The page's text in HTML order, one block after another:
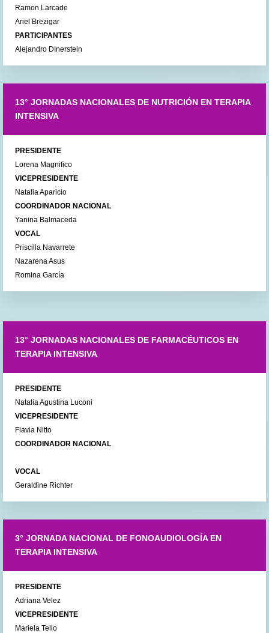
Ramon Larcade
Ariel Brezigar
PARTICIPANTES
Alejandro DInerstein
13° JORNADAS NACIONALES DE NUTRICIÓN EN TERAPIA
INTENSIVA
PRESIDENTE
Lorena Magnifico
VICEPRESIDENTE
Natalia Aparicio
COORDINADOR NACIONAL
Yanina Balmaceda
VOCAL
Priscilla Navarrete
Nazarena Asus
Romina García
13° JORNADAS NACIONALES DE FARMACÉUTICOS EN
TERAPIA INTENSIVA
PRESIDENTE
Natalia Agustina Luconi
VICEPRESIDENTE
Flavia Nitto
COORDINADOR NACIONAL
VOCAL
Geraldine Richter
3° JORNADA NACIONAL DE FONOAUDIOLOGÍA EN
TERAPIA INTENSIVA
PRESIDENTE
Adriana Velez
VICEPRESIDENTE
Mariela Tello